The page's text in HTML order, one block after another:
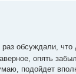
обсуждали,
опять
подойдет